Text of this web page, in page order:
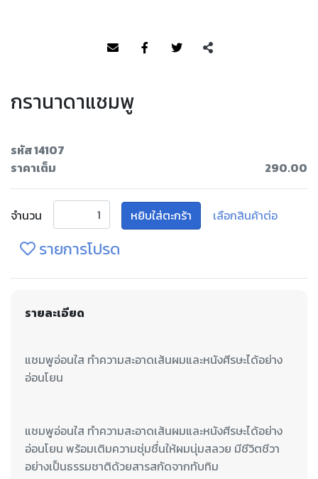
กรานาดาแชมพู
รหัส 14107
ราคาเต็ม
290.00
จำนวน หยิบใส่ตะกร้า เลือกสินค้าต่อ
รายการโปรด
รายละเอียด
แชมพูอ่อนใส ทำความสะอาดเส้นผมและหนังศีรษะได้อย่าง
แชมพูอ่อนใส ทำความสะอาดเส้นผมและหนังศีรษะได้อย่าง
อ่อนโยน พร้อมเติมความชุ่มชื่นให้ผมนุ่มสลวย มีชีวิตชีวา
อย่างเป็นธรรมชาติด้วยสารสกัดจากทับทิม